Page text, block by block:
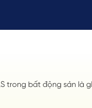
trong bất động sản là gì